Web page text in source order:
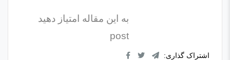
به این مقاله امتیاز دهید
post
اشتراک گذاری: